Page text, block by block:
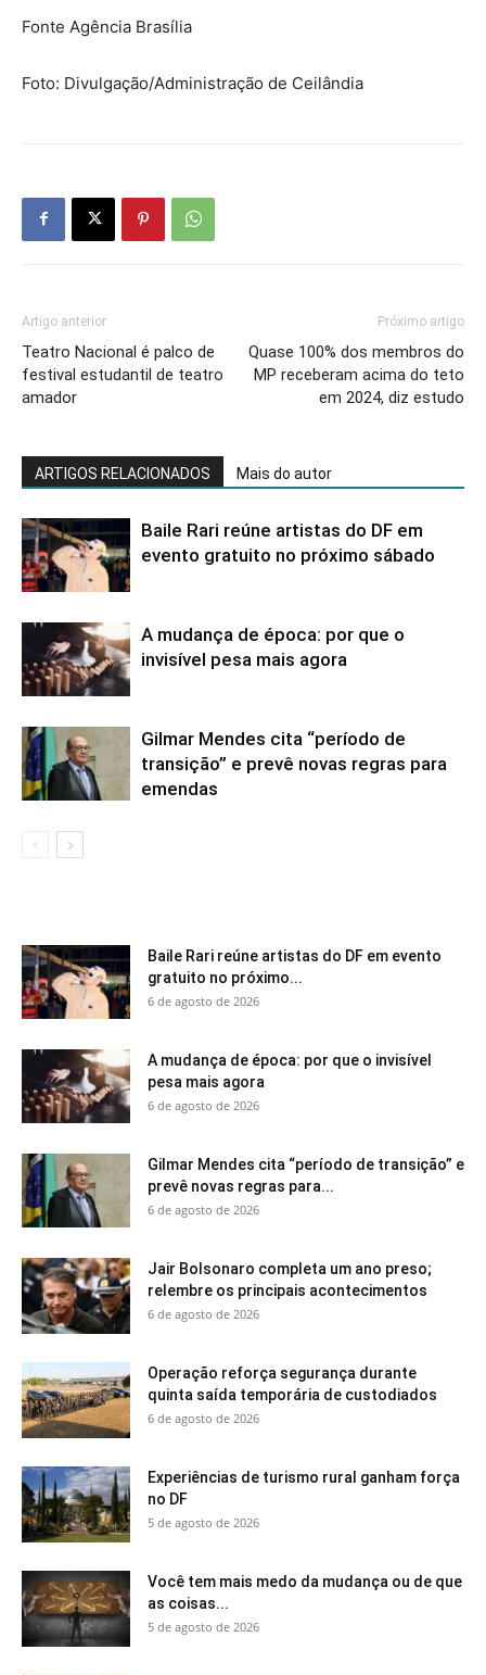
Fonte Agência Brasília
Foto: Divulgação/Administração de Ceilândia
Artigo anterior
Teatro Nacional é palco de
festival estudantil de teatro
amador
Próximo artigo
Quase 100% dos membros do
MP receberam acima do teto
em 2024, diz estudo
ARTIGOS RELACIONADOS Mais do autor
Baile Rari reúne artistas do DF em
evento gratuito no próximo sábado
A mudança de época: por que o
invisível pesa mais agora
Gilmar Mendes cita “período de
transição” e prevê novas regras para
emendas
Baile Rari reúne artistas do DF em evento
gratuito no próximo...
6 de agosto de 2026
A mudança de época: por que o invisível
pesa mais agora
6 de agosto de 2026
Gilmar Mendes cita “período de transição” e
prevê novas regras para...
6 de agosto de 2026
Jair Bolsonaro completa um ano preso;
relembre os principais acontecimentos
6 de agosto de 2026
Operação reforça segurança durante
quinta saída temporária de custodiados
6 de agosto de 2026
Experiências de turismo rural ganham força
no DF
5 de agosto de 2026
Você tem mais medo da mudança ou de que
as coisas...
5 de agosto de 2026